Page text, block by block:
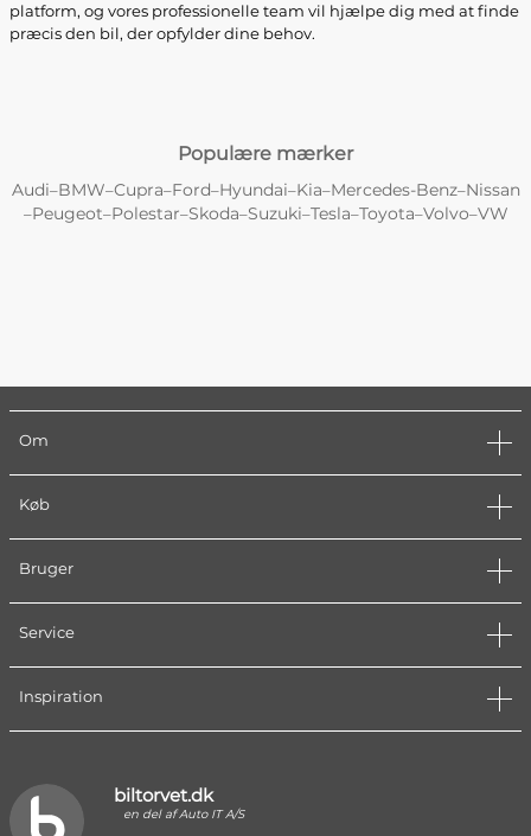
platform, og vores professionelle team vil hjælpe dig med at finde
præcis den bil, der opfylder dine behov.
Populære mærker
Audi–BMW–Cupra–Ford–Hyundai–Kia–Mercedes-Benz–Nissan
–Peugeot–Polestar–Skoda–Suzuki–Tesla–Toyota–Volvo–VW
Om
Køb
Bruger
Service
Inspiration
biltorvet.dk
en del af Auto IT A/S